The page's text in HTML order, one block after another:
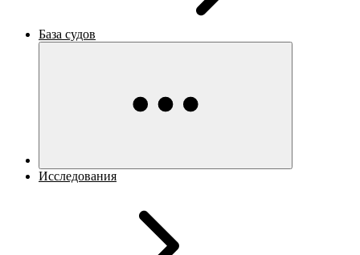
База судов
Исследования